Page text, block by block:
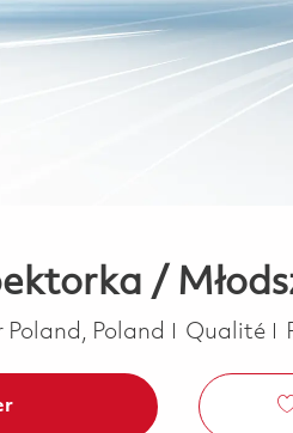
/
Poland, Poland Catégorie
Qualité